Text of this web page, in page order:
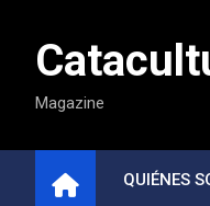
contenido
Magazine
QUIÉNES